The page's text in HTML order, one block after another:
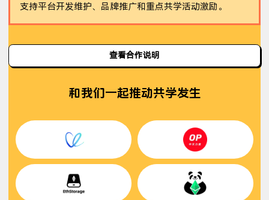
支持平台开发维护、品牌推广和重点共学活动激励。
查看合作说明
和我们一起推动共学发生